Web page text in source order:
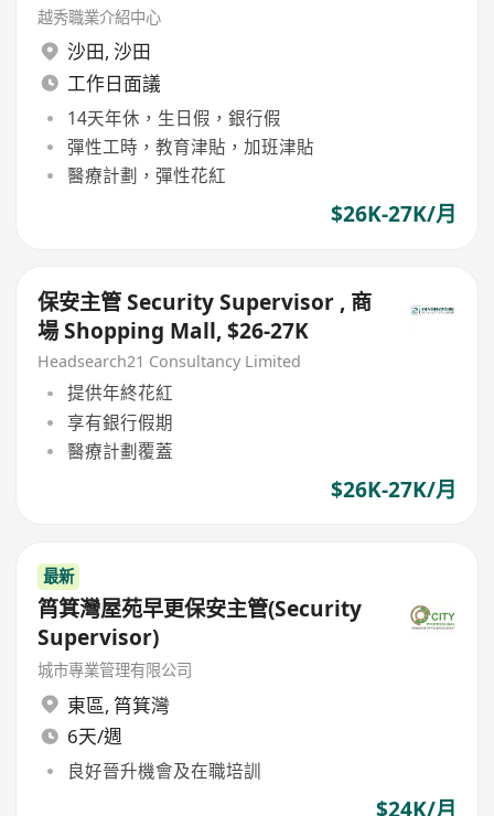
越秀職業介紹中心
沙田, 沙田
工作日面議
14天年休，生日假，銀行假
彈性工時，教育津貼，加班津貼
醫療計劃，彈性花紅
$26K-27K/月
保安主管 Security Supervisor , 商
場 Shopping Mall, $26-27K
Headsearch21 Consultancy Limited
提供年終花紅
享有銀行假期
醫療計劃覆蓋
$26K-27K/月
最新
筲箕灣屋苑早更保安主管(Security
Supervisor)
城市專業管理有限公司
東區, 筲箕灣
6天/週
良好晉升機會及在職培訓
$24K/月